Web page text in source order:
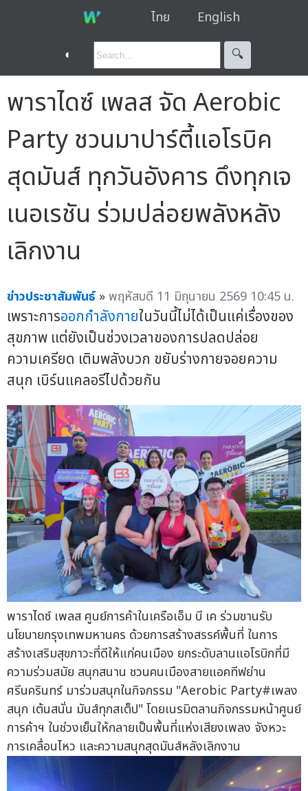
ไทย English
◐ 🔍︎
พาราไดซ์ เพลส จัด Aerobic
Party ชวนมาปาร์ตี้แอโรบิค
สุดมันส์ ทุกวันอังคาร ดึงทุกเจ
เนอเรชัน ร่วมปล่อยพลังหลัง
เลิกงาน
ข่าวประชาสัมพันธ์ »พฤหัสบดี 11 มิถุนายน 2569 10:45 น.
เพราะการออกกำลังกายในวันนี้ไม่ได้เป็นแค่เรื่องของ
สุขภาพ แต่ยังเป็นช่วงเวลาของการปลดปล่อย
ความเครียด เติมพลังบวก ขยับร่างกายจอยความ
สนุก เบิร์นแคลอรีไปด้วยกัน
พาราไดซ์ เพลส ศูนย์การค้าในเครือเอ็ม บี เค ร่วมขานรับ
นโยบายกรุงเทพมหานคร ด้วยการสร้างสรรค์พื้นที่ ในการ
สร้างเสริมสุขภาวะที่ดีให้แก่คนเมือง ยกระดับลานแอโรบิกที่มี
ความร่วมสมัย สนุกสนาน ชวนคนเมืองสายแอคทีฟย่าน
ศรีนครินทร์ มาร่วมสนุกในกิจกรรม "Aerobic Party#เพลง
สนุก เต้นสนั่น มันส์ทุกสเต็ป" โดยเนรมิตลานกิจกรรมหน้าศูนย์
การค้าฯ ในช่วงเย็นให้กลายเป็นพื้นที่แห่งเสียงเพลง จังหวะ
การเคลื่อนไหว และความสนุกสุดมันส์หลังเลิกงาน